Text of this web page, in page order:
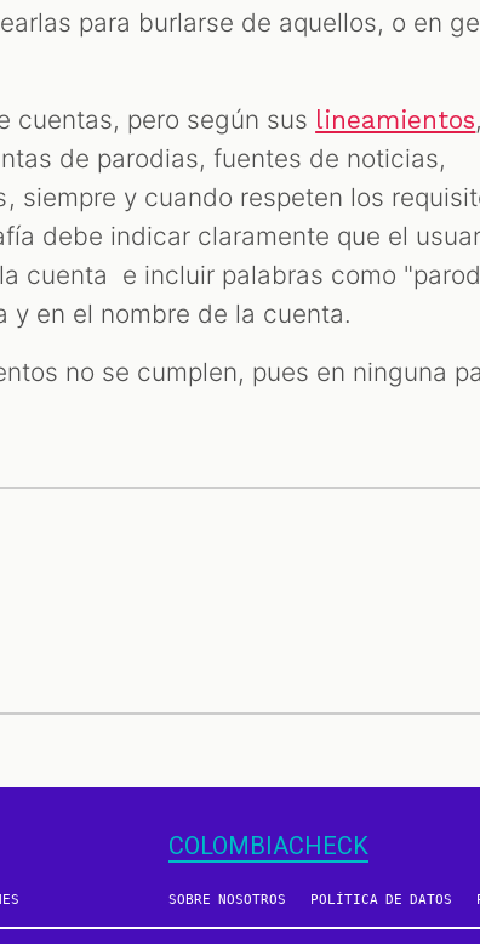
para burlarse de aquellos, o en
cuentas, pero según sus lineamientos
de parodias, fuentes de noticias,
siempre y cuando respeten los
debe indicar claramente que el
cuenta e incluir palabras como
y en el nombre de la cuenta.
no se cumplen, pues en ninguna
COLOMBIACHECK
SOBRE NOSOTROS POLÍTICA DE DATOS